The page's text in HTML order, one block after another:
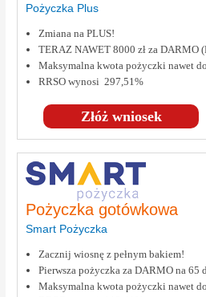
Pożyczka Plus
Złóż wniosek
Zmiana na PLUS!
TERAZ NAWET 8000 zł za DARMO
Maksymalna kwota pożyczki nawet
RRSO wynosi 297,51%
Pożyczka gotówkowa
Smart Pożyczka
Zacznij wiosnę z pełnym bakiem!
Pierwsza pożyczka za DARMO na 65
Maksymalna kwota pożyczki nawet